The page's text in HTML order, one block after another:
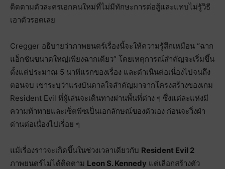
ติดตามตัวละครเอกคนใหม่ที่ไม่มีทักษะการต่อสู้และแทบไม่รู้วิธี
เอาตัวรอดเลย
Cregger อธิบายว่าภาพยนตร์เรื่องนี้จะให้ความรู้สึกเหมือน “ฉาก
แอ็กชันขนาดใหญ่เพียงฉากเดียว” โดยเหตุการณ์สำคัญจะเริ่มขึ้น
ตั้งแต่ประมาณ 5 นาทีแรกของเรื่อง และดำเนินต่อเนื่องไปจนถึง
ตอนจบ เขาระบุว่าแรงบันดาลใจสำคัญมาจากโครงสร้างของเกม
Resident Evil ที่ผู้เล่นจะเดินทางผ่านพื้นที่ต่าง ๆ ซึ่งแต่ละแห่งมี
ความท้าทายและเซ็ตพีซเป็นเอกลักษณ์ของตัวเอง ก่อนจะวิ่งฝ่า
ด่านต่อเนื่องไปเรื่อย ๆ
แม้เรื่องราวจะเกิดขึ้นในช่วงเวลาเดียวกับ Resident Evil 2
ภาพยนตร์ไม่ได้ติดตาม Leon S. Kennedy แต่เลือกสร้างตัว